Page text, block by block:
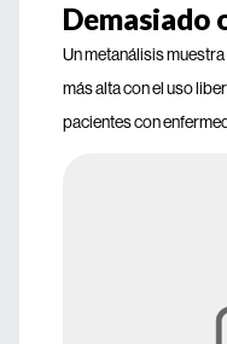
Demasiado
Un metanálisis
más alta con el uso
pacientes con